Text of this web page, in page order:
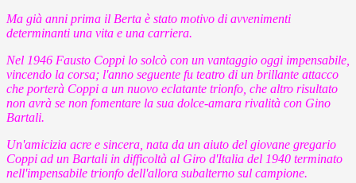
Ma già anni prima il Berta è stato motivo di avvenimenti
determinanti una vita e una carriera.
Nel 1946 Fausto Coppi lo solcò con un vantaggio oggi impensabile,
vincendo la corsa; l'anno seguente fu teatro di un brillante attacco
che porterà Coppi a un nuovo eclatante trionfo, che altro risultato
non avrà se non fomentare la sua dolce-amara rivalità con Gino
Bartali.
Un'amicizia acre e sincera, nata da un aiuto del giovane gregario
Coppi ad un Bartali in difficoltà al Giro d'Italia del 1940 terminato
nell'impensabile trionfo dell'allora subalterno sul campione.